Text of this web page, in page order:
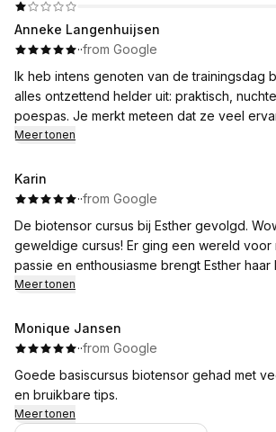
Anneke Langenhuijsen
··from Google
Ik heb intens genoten van de trainingsdag
alles ontzettend helder uit: praktisch,
poespas. Je merkt meteen dat ze veel
precies weet hoe ze je stap voor stap
wat werkt. Dankzij haar fijne begeleiding
met de Biotensor aan de slag, en met
en duidelijke manier wil leren werken met
een dikke aanrader.
Meer tonen
Karin
··from Google
De biotensor cursus bij Esther gevolgd.
geweldige cursus! Er ging een wereld voor
passie en enthousiasme brengt Esther haar
ook genoeg gelegenheid om vragen te
allerlei lekkernijen op tafel.
Je krijgt ook een erg mooi cursusboek mee
beschikbaar is voor vragen die nog
met al een geweldige cursus, echt een
Esther is een topper, een vrouw die weet
Meer tonen
Monique Jansen
··from Google
Goede basiscursus biotensor gehad met
en bruikbare tips.
Meer tonen